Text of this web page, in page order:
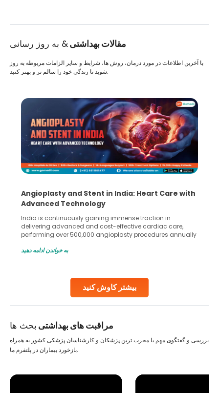
مقالات بهداشتی& به روز رسانی
بیشتر کاوش کنید
با آخرین اطلاعات در مورد درمان، روش ها، شرایط و سایر الزامات مربوطه به روز
شوید تا زندگی خود را سالم تر و بهتر کنید.
Angioplasty and Stent in India: Heart Care with
Advanced Technology
India is continuously gaining immense traction in
delivering advanced and cost-effective cardiac care,
performing over 500,000 angioplasty procedures annually
globe are searching for treatments like angioplasty and
Studies, such as one published
به خواندن ادامه دهید
مراقبت های بهداشتی بحث ها
بررسی و گفتگوی مهم با مجرب ترین پزشکان و کارشناسان پزشکی کشور به همراه
بازخورد بیماران در پلتفرم ما.